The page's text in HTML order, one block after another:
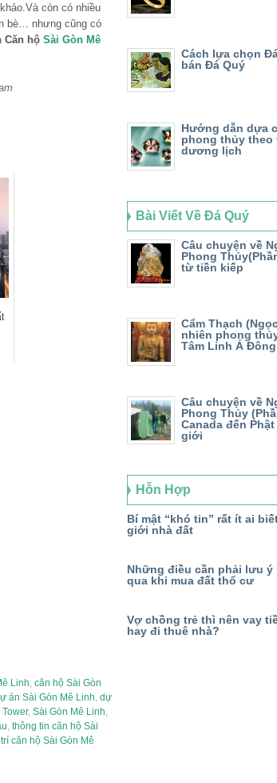
còn có nhiều
bè… nhưng cũng có
Căn hộ Sài Gòn Mê
Linh, căn hộ Sài Gòn
án Sài Gòn Mê Linh, dự
, Sài Gòn Mê Linh,
, thông tin căn hộ Sài
căn hộ Sài Gòn Mê
Cách lựa chọn
bán Đá Quý
Hướng dẫn dựa
phong thủy theo
dương lịch
Bài Viết Về Đá Quý
Câu chuyện về
Phong
từ tiền kiếp
Cẩm Thạch
nhiên phong
Tâm Linh Á Đông
Câu chuyện về
Phong Thủy
Canada đến
giới
Hỗn Hợp
Bí mật “khó tin” rất ít ai
giới nhà đất
Những điều cần phải lưu ý
qua khi mua đất thổ cư
Vợ chồng trẻ thì nên vay
hay đi thuê nhà?